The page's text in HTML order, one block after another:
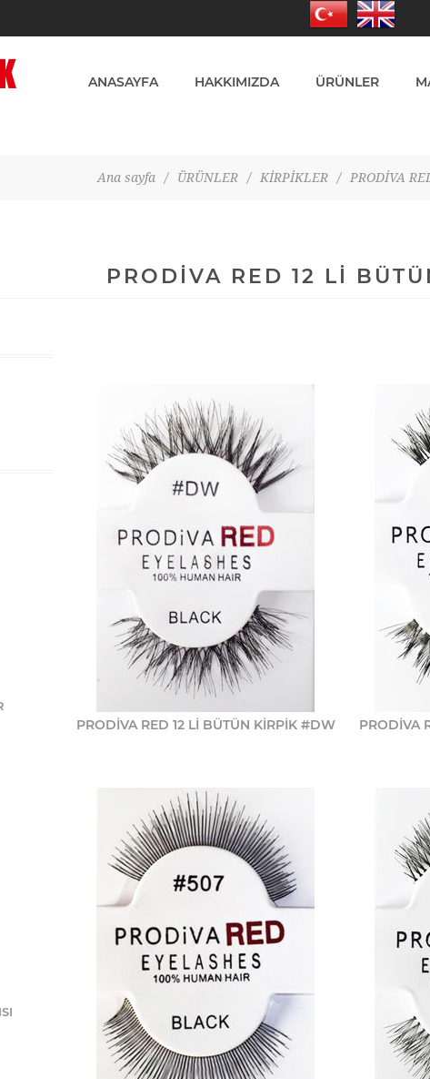
ANASAYFA HAKKIMIZDA ÜRÜNLER
Ana sayfa / ÜRÜNLER / KİRPİKLER / PRODİVA
PRODİVA RED 12 Lİ
PRODİVA RED 12 Lİ BÜTÜN KİRPİK #DW PRODİVA